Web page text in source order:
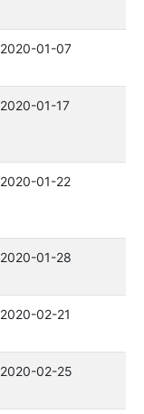
2020-01-07
2020-01-17
2020-01-22
2020-01-28
2020-02-21
2020-02-25